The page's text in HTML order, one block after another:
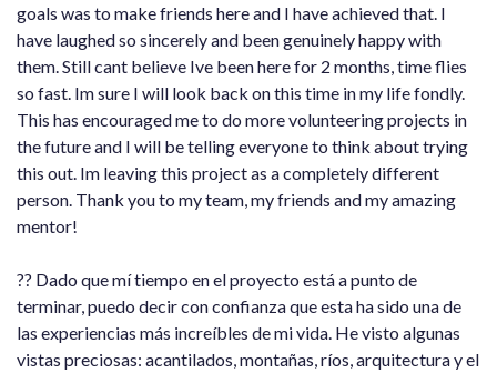
goals was to make friends here and I have achieved that. I
have laughed so sincerely and been genuinely happy with
them. Still cant believe Ive been here for 2 months, time flies
so fast. Im sure I will look back on this time in my life fondly.
This has encouraged me to do more volunteering projects in
the future and I will be telling everyone to think about trying
this out. Im leaving this project as a completely different
person. Thank you to my team, my friends and my amazing
mentor!
?? Dado que mí tiempo en el proyecto está a punto de
terminar, puedo decir con confianza que esta ha sido una de
las experiencias más increíbles de mi vida. He visto algunas
vistas preciosas: acantilados, montañas, ríos, arquitectura y el